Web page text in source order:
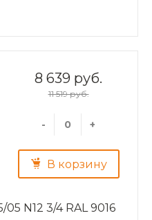
8 639 руб.
11 519 руб.
- +
В корзину
N12 3/4 RAL 9016